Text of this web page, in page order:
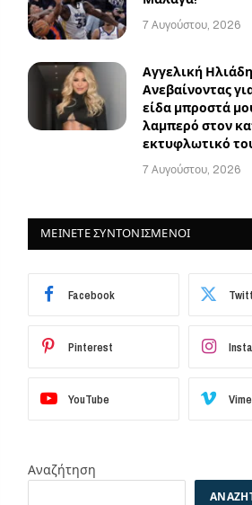
7 Αυγούστου, 2026
Αγγελική
Ανεβαίνοντας
είδα μπροστά
λαμπερό στον
εκτυφλωτικό
7 Αυγούστου, 2026
ΜΕΙΝΕΤΕ ΣΥΝΤΟΝΙΣΜΕΝΟΙ
Facebook
Pinterest
YouTube
Αναζήτηση